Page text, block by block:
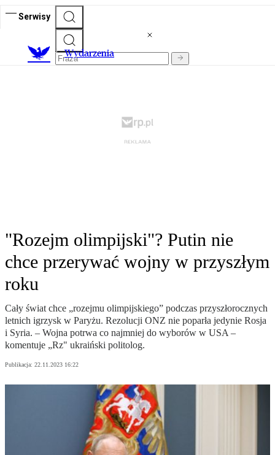
Serwisy
Wydarzenia
"Rozejm olimpijski"? Putin nie
chce przerywać wojny w przyszłym
roku
Cały świat chce „rozejmu olimpijskiego” podczas przyszłorocznych
letnich igrzysk w Paryżu. Rezolucji ONZ nie poparła jedynie Rosja
i Syria. – Wojna potrwa co najmniej do wyborów w USA –
komentuje „Rz" ukraiński politolog.
Publikacja: 22.11.2023 16:22